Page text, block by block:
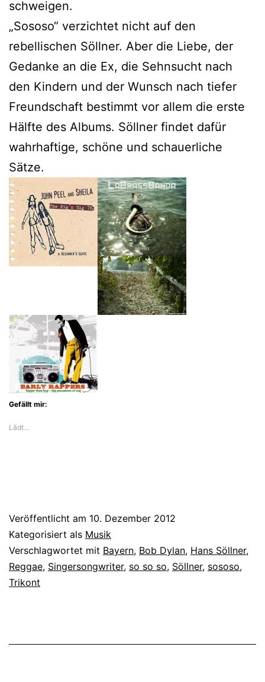
schweigen.
„Sososo“ verzichtet nicht auf den
rebellischen Söllner. Aber die Liebe, der
Gedanke an die Ex, die Sehnsucht nach
den Kindern und der Wunsch nach tiefer
Freundschaft bestimmt vor allem die erste
Hälfte des Albums. Söllner findet dafür
wahrhaftige, schöne und schauerliche
Sätze.
Gefällt mir:
Lädt…
Veröffentlicht am 10. Dezember 2012
Kategorisiert als Musik
Verschlagwortet mit Bayern, Bob Dylan, Hans Söllner,
Reggae, Singersongwriter, so so so, Söllner, sososo,
Trikont